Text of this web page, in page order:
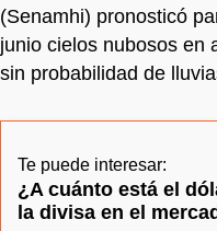
(Senamhi) pronosticó
junio cielos nubosos en
sin probabilidad de
Te puede interesar:
¿A cuánto está el
la divisa en el